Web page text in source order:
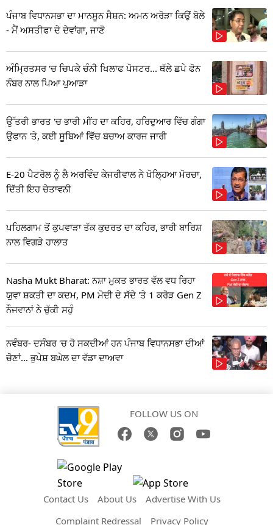
ਪੰਜਾਬ ਵਿਧਾਨਸਭਾ ਦਾ ਮਾਨਸੂਨ ਸੈਸ਼ਨ: ਅਮਨ ਅਰੋੜਾ ਕਿਉਂ ਬੋਲੇ
- ਮੈਂ ਅਸਤੀਫਾ ਦੇ ਦੇਵਾਂਗਾ, ਜਾਣੋ
ਅੰਮ੍ਰਿਤਸਰ 'ਚ ਚਿਪਕੇ ਚੰਨੀ ਖਿਲਾਫ ਪੋਸਟਰ... ਥੱਲੇ ਛਪੇ ਫੋਨ
ਨੰਬਰ ਨਾਲ ਪਿਆ ਪੁਆੜਾ
ਉੱਤਰੀ ਭਾਰਤ 'ਚ ਭਾਰੀ ਮੀਂਹ ਦਾ ਕਹਿਰ, ਹਰਿਦੁਆਰ ਵਿੱਚ ਗੰਗਾ
ਉਫਾਨ 'ਤੇ, ਕਈ ਸੂਬਿਆਂ ਵਿੱਚ ਬਚਾਅ ਕਾਰਜ ਜਾਰੀ
E-20 ਪੈਟਰੋਲ ਨੂੰ ਲੈ ਅਰਵਿੰਦ ਕੇਜਰੀਵਾਲ ਨੇ ਖੋਲ੍ਹਿਆ ਮੋਰਚਾ,
ਦਿੱਤੀ ਇਹ ਚੇਤਾਵਨੀ
ਪਹਿਲਗਾਮ ਤੋਂ ਕੁਪਵਾੜਾ ਤੱਕ ਕੁਦਰਤ ਦਾ ਕਹਿਰ, ਭਾਰੀ ਬਾਰਿਸ਼
ਨਾਲ ਵਿਗੜੇ ਹਾਲਾਤ
Nasha Mukt Bharat: ਨਸ਼ਾ ਮੁਕਤ ਭਾਰਤ ਵੱਲ ਵਧ ਰਿਹਾ
ਯੁਵਾ ਸ਼ਕਤੀ ਦਾ ਕਦਮ, PM ਮੋਦੀ ਦੇ ਸੱਦੇ 'ਤੇ 1 ਕਰੋੜ Gen Z
ਨੌਜਵਾਨਾਂ ਨੇ ਚੁੱਕੀ ਸਹੁੰ
ਨਵੰਬਰ- ਦਸੰਬਰ 'ਚ ਹੋ ਸਕਦੀਆਂ ਹਨ ਪੰਜਾਬ ਵਿਧਾਨਸਭਾ ਦੀਆਂ
ਚੋਣਾਂ... ਭੁਪੇਸ਼ ਬਘੇਲ ਦਾ ਵੱਡਾ ਦਾਅਵਾ
FOLLOW US ON
Contact Us About Us
Advertise With Us
Complaint Redressal
Privacy Policy